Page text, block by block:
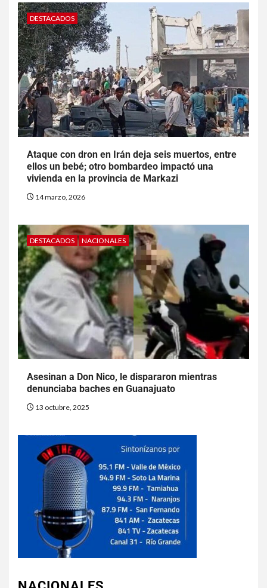
DESTACADOS
Ataque con dron en Irán deja seis muertos, entre
ellos un bebé; otro bombardeo impactó una
vivienda en la provincia de Markazi
14 marzo, 2026
DESTACADOS NACIONALES
Asesinan a Don Nico, le dispararon mientras
denunciaba baches en Guanajuato
13 octubre, 2025